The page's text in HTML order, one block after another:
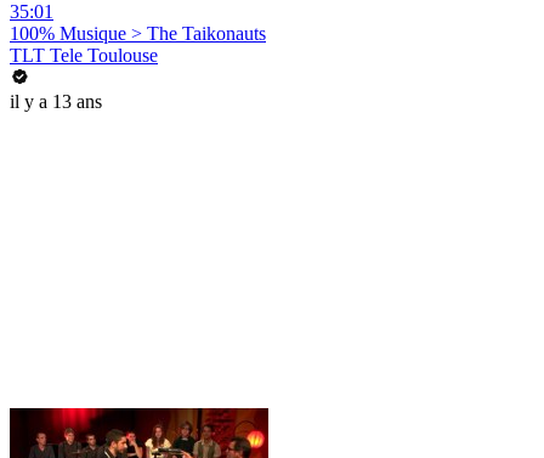
35:01
100% Musique > The Taikonauts
TLT Tele Toulouse
il y a 13 ans